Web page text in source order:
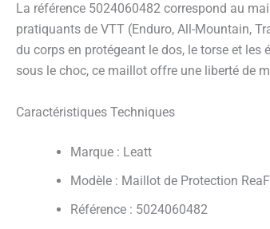
La référence 5024060482 correspond au
pratiquants de VTT (Enduro, All-Mountain,
du corps en protégeant le dos, le torse et
sous le choc, ce maillot offre une liberté de
Caractéristiques Techniques
Marque : Leatt
Modèle : Maillot de Protection
Référence : 5024060482